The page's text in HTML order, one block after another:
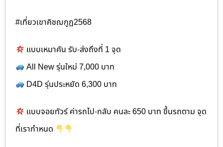
#เที่ยวเขาคิชฌกูฏ2568
แบบเหมาคัน รับ-ส่งถึงที่ 1 จุด
All New รุ่นใหม่ 7,000 บาท
D4D รุ่นประหยัด 6,300 บาท
แบบจอยทัวร์ ค่ารถไป-กลับ คนละ 650 บาท ขึ้นรถตาม จุด
ที่เรากำหนด